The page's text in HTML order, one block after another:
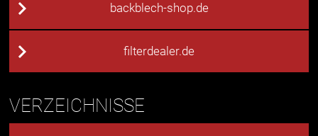
backblech-shop.de
filterdealer.de
VERZEICHNISSE